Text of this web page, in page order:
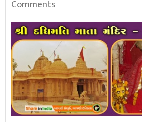
Comments